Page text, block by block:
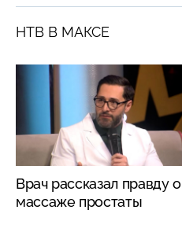
НТВ В МАКСЕ
Врач рассказал правду о
массаже простаты